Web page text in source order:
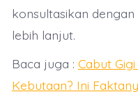
konsultasikan
lebih lanjut.
Baca juga : Cabut
Kebutaan? Ini